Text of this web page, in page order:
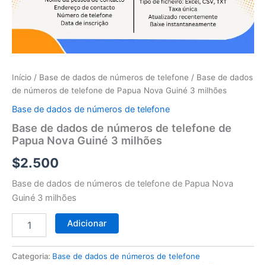
Início / Base de dados de números de telefone / Base de dados
de números de telefone de Papua Nova Guiné 3 milhões
Base de dados de números de telefone
Base de dados de números de telefone de
Papua Nova Guiné 3 milhões
$2.500
Base de dados de números de telefone de Papua Nova
Guiné 3 milhões
telefone
Papua
Guiné
milhões
Adicionar
Categoria: Base de dados de números de telefone